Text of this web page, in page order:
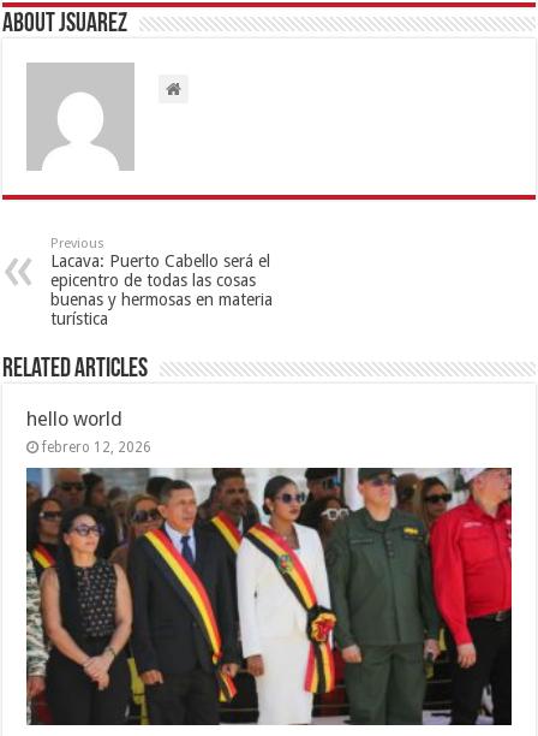
About Jsuarez
Previous
Lacava: Puerto Cabello será el
epicentro de todas las cosas
buenas y hermosas en materia
turística
Related Articles
hello world
febrero 12, 2026